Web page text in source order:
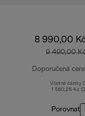
8 990,00
9 490,00
Doporučená
Včetně částky
1 560,25 Kč
Porovnat